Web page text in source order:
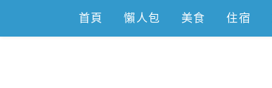
content
首頁 懶人包 美食 住宿